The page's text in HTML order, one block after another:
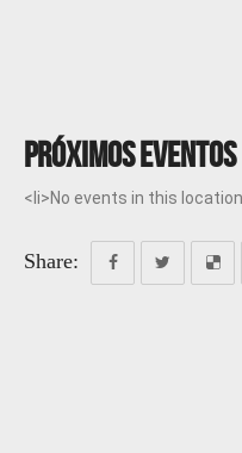
Próximos eventos
<li>No events in this
Share: